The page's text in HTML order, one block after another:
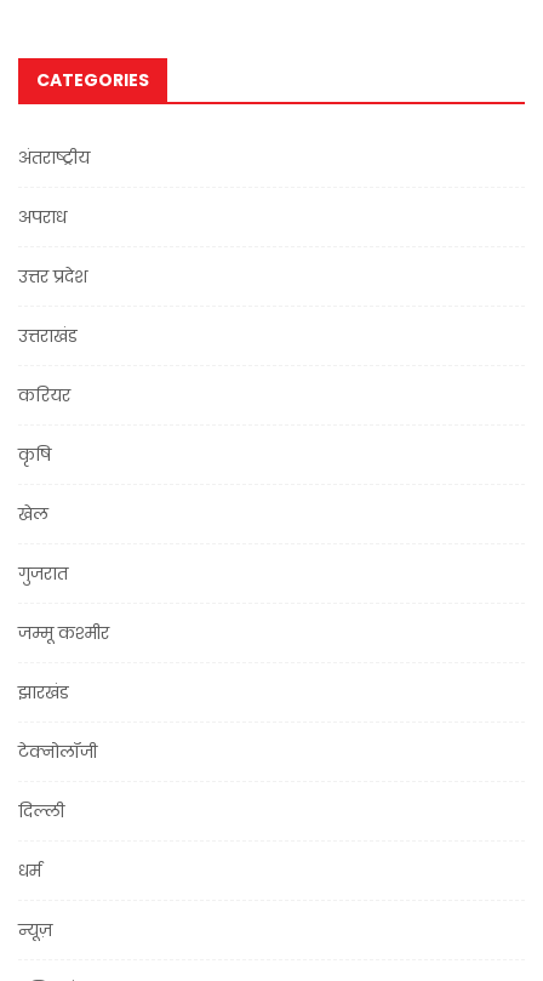
CATEGORIES
अंतराष्ट्रीय
अपराध
उत्तर प्रदेश
उत्तराखंड
करियर
कृषि
खेल
गुजरात
जम्मू कश्मीर
झारखंड
टेक्नोलॉजी
दिल्ली
धर्म
न्यूज़